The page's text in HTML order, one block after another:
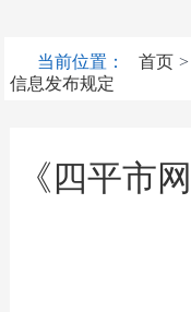
当前位置： 首页 >
信息发布规定
《四平市